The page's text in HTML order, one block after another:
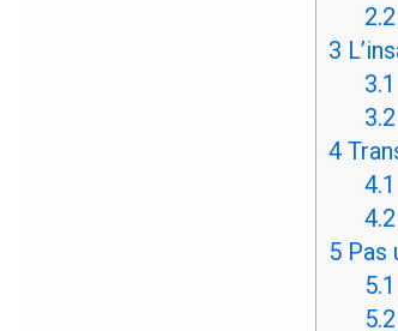
2.2
3
3.1
3.2
4
4.1
4.2
5 Pas
5.1
5.2